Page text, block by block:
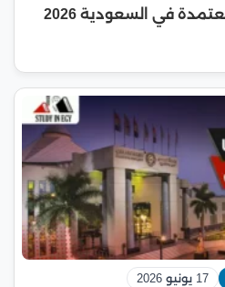
في السعودية 2026
17 يونيو 2026